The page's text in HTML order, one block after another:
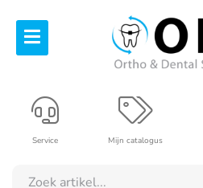
Mijn catalogus
Service